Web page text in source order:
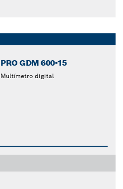
PRO GDM 600-15
Multímetro digital